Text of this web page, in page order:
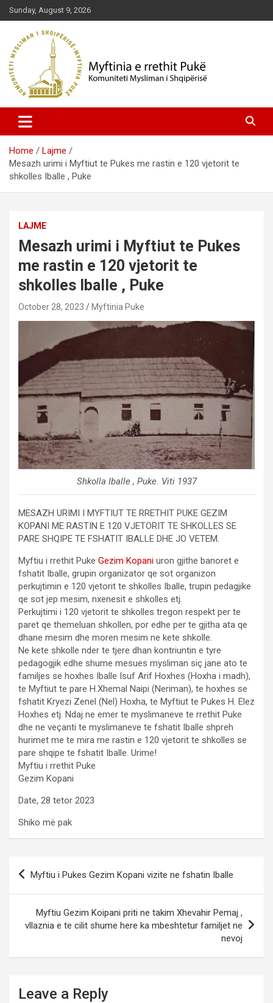
Skip
to
content
Sunday, August 9, 2026
Myftinia Pukë | Faqja Zyrtare
Home
Lajme
Mesazh urimi i Myftiut te Pukes me rastin e 120 vjetorit te
shkolles Iballe , Puke
LAJME
Mesazh urimi i Myftiut te Pukes
me rastin e 120 vjetorit te
shkolles Iballe , Puke
October 28, 2023 Myftinia Puke
Shkolla Iballe , Puke. Viti 1937
MESAZH URIMI I MYFTIUT TE RRETHIT PUKE GEZIM
KOPANI ME RASTIN E 120 VJETORIT TE SHKOLLES SE
PARE SHQIPE TE FSHATIT IBALLE DHE JO VETEM.
Myftiu i rrethit Puke Gezim Kopani uron gjithe banoret e
fshatit Iballe, grupin organizator qe sot organizon
perkujtimin e 120 vjetorit te shkolles Iballe, trupin pedagjike
qe sot jep mesim, nxenesit e shkolles etj.
Perkujtimi i 120 vjetorit te shkolles tregon respekt per te
paret qe themeluan shkollen, por edhe per te gjitha ata qe
dhane mesim dhe moren mesim ne kete shkolle.
Ne kete shkolle nder te tjere dhan kontriuntin e tyre
pedagogjik edhe shume mesues mysliman siç jane ato te
familjes se hoxhes Iballe Isuf Arif Hoxhes (Hoxha i madh),
te Myftiut te pare H.Xhemal Naipi (Neriman), te hoxhes se
fshatit Kryezi Zenel (Nel) Hoxha, te Myftiut te Pukes H. Elez
Hoxhes etj. Ndaj ne emer te myslimaneve te rrethit Puke
dhe ne veçanti te myslimaneve te fshatit Iballe shpreh
hurimet me te mira me rastin e 120 vjetorit te shkolles se
pare shqipe te fshatit Iballe. Urime!
Myftiu i rrethit Puke
Gezim Kopani
Date, 28 tetor 2023
Shiko më pak
Post
navigation
Myftiu i Pukes Gezim Kopani vizite ne fshatin Iballe
Myftiu Gezim Koipani priti ne takim Xhevahir Pemaj ,
vllaznia e te cilit shume here ka mbeshtetur familjet ne
nevoj
Leave a Reply